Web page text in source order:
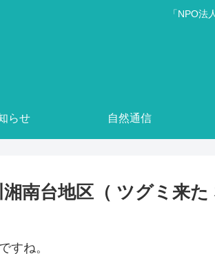
「NPO法
らせ 自然通信
南台地区（ ツグミ来た
すね。